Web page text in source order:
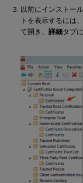
以前にインストー
トを表示するには、
て開き、 詳細タブ